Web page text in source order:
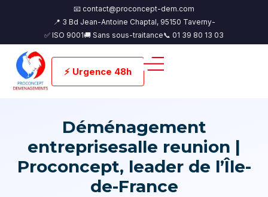
📧 contact@proconcept-dem.com
📍 3 Bd Jean-Antoine Chaptal, 95150 Taverny-
✅ ISO 9001🚚 Sans sous-traitance📞 01 39 80 13 03
⚡ Urgence 48h
Déménagement
entreprisesalle reunion |
Proconcept, leader de l’Île-
de-France